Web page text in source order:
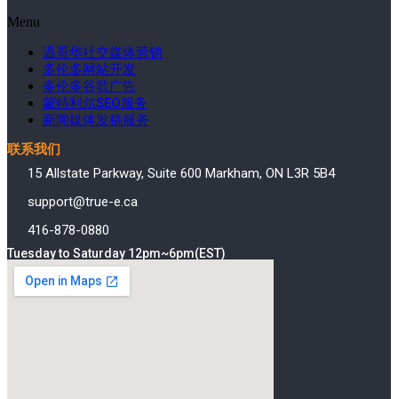
Menu
温哥华社交媒体营销
多伦多网站开发
多伦多谷歌广告
蒙特利尔SEO服务
新闻媒体发稿服务
联系我们
15 Allstate Parkway, Suite 600 Markham, ON L3R 5B4
support@true-e.ca
416-878-0880
Tuesday to Saturday 12pm~6pm(EST)